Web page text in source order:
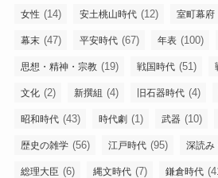
女性 (14) 安土桃山時代 (12) 室町幕府
幕末 (47) 平安時代 (67) 年表 (100)
思想・精神・宗教 (19) 戦国時代 (51)
文化 (2) 新撰組 (4) 旧石器時代 (4)
昭和時代 (43) 時代劇 (1) 武器 (10)
歴史の雑学 (56) 江戸時代 (95) 深読み
総理大臣 (6) 縄文時代 (7) 鎌倉時代